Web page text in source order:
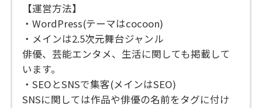
【運営方法】
・WordPress(テーマはcocoon)
・メインは2.5次元舞台ジャンル
俳優、芸能エンタメ、生活に関しても掲載して
います。
・SEOとSNSで集客(メインはSEO)
SNSに関しては作品や俳優の名前をタグに付け